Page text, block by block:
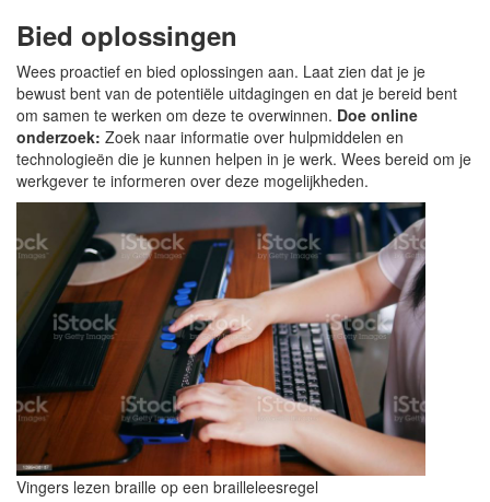
Bied oplossingen
Wees proactief en bied oplossingen aan. Laat zien dat je je
bewust bent van de potentiële uitdagingen en dat je bereid bent
om samen te werken om deze te overwinnen. Doe online
onderzoek: Zoek naar informatie over hulpmiddelen en
technologieën die je kunnen helpen in je werk. Wees bereid om je
werkgever te informeren over deze mogelijkheden.
Vingers lezen braille op een brailleleesregel